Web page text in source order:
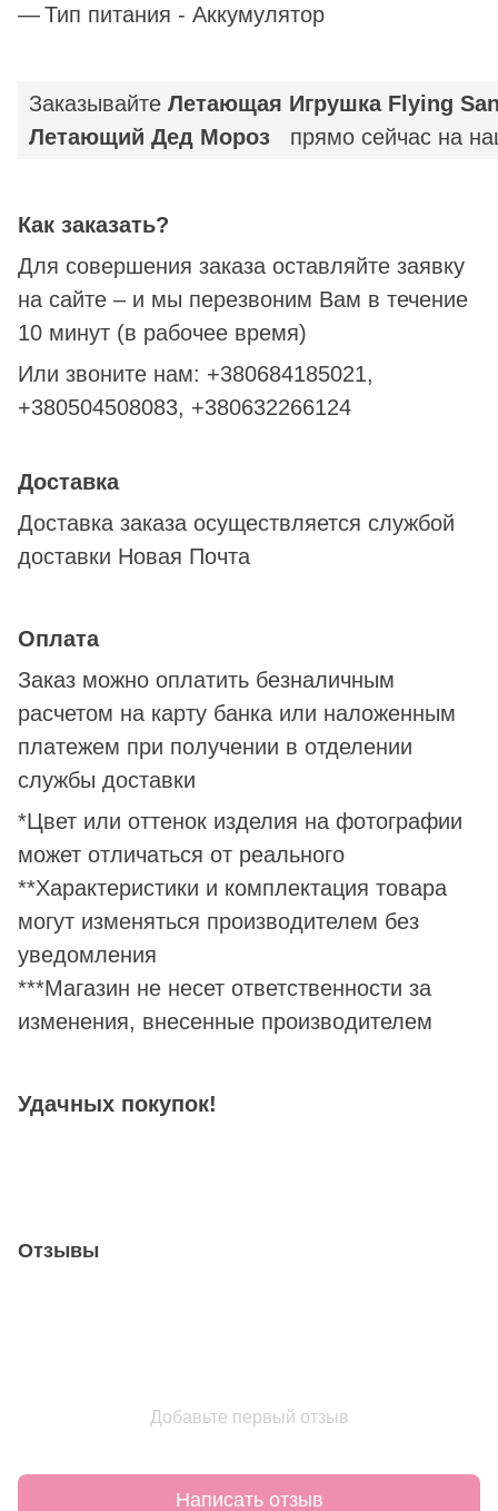
Тип питания - Аккумулятор
Заказывайте Летающая Игрушка Flying
Летающий Дед Мороз прямо сейчас на
Как заказать?
Для совершения заказа оставляйте заявку
на сайте – и мы перезвоним Вам в течение
10 минут (в рабочее время)
Или звоните нам: +380684185021,
+380504508083, +380632266124
Доставка
Доставка заказа осуществляется службой
доставки Новая Почта
Оплата
Заказ можно оплатить безналичным
расчетом на карту банка или наложенным
платежем при получении в отделении
службы доставки
*Цвет или оттенок изделия на фотографии
может отличаться от реального
**Характеристики и комплектация товара
могут изменяться производителем без
уведомления
***Магазин не несет ответственности за
изменения, внесенные производителем
Удачных покупок!
Отзывы
Добавьте первый отзыв
Написать отзыв